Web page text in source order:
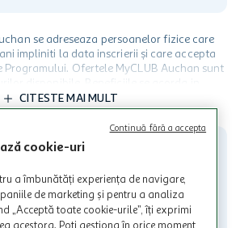
se adreseaza persoanelor fizice care
impliniti la data inscrierii și care accepta
Programului. Ofertele MyCLUB Auchan sunt
disponibile. Beneficiile se acorda in
client o singura data in perioada promotiei.
doar in legatura cu magazinele Auchan
promotionale indicate de Auchan si
cu alti comercianți sau pentru alte
sau in perioada in care sunt efectuate
tehnice la sistemul de utilizarea al Cardului.
CITESTE MAI MULT
cookie-uri
a îmbunătăți experiența de navigare,
de marketing și pentru a analiza
„Acceptă toate cookie-urile”, îți exprimi
acestora. Poți gestiona în orice moment
Continuă fără a accepta